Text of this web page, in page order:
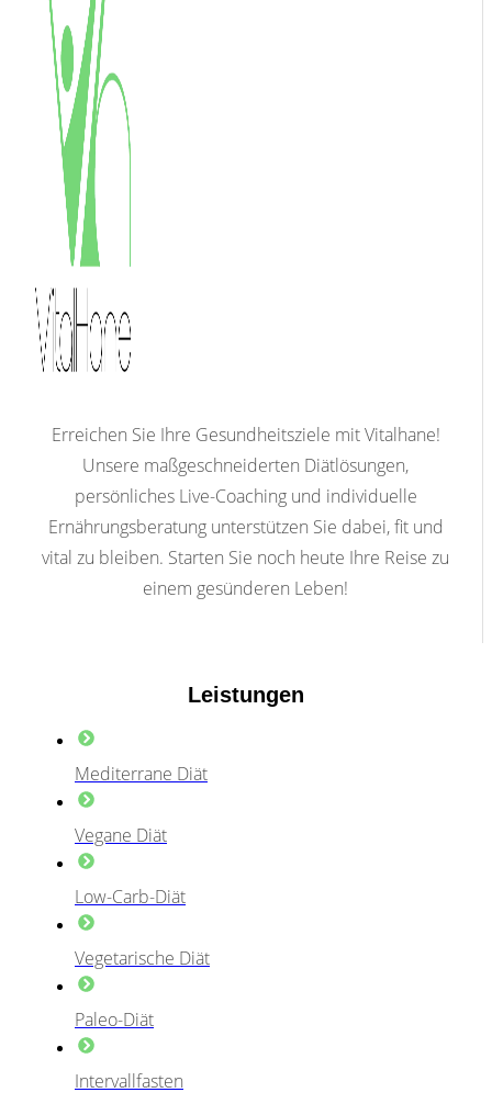
Erreichen Sie Ihre Gesundheitsziele mit Vitalhane!
Unsere maßgeschneiderten Diätlösungen,
persönliches Live-Coaching und individuelle
Ernährungsberatung unterstützen Sie dabei, fit und
vital zu bleiben. Starten Sie noch heute Ihre Reise zu
einem gesünderen Leben!
Leistungen
Mediterrane Diät
Vegane Diät
Low-Carb-Diät
Vegetarische Diät
Paleo-Diät
Intervallfasten